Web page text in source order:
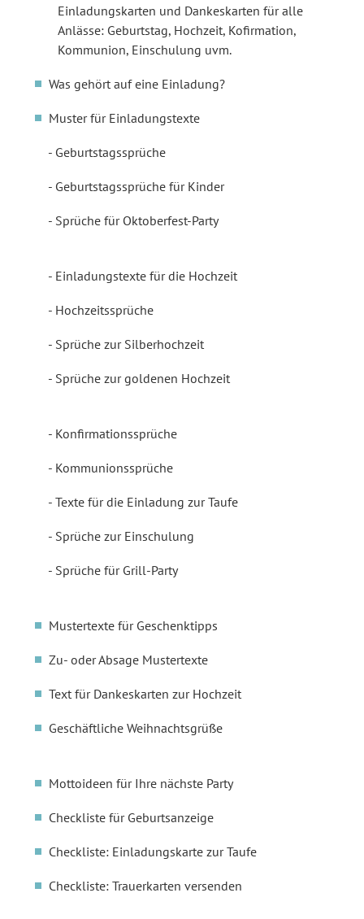
Einladungskarten und Dankeskarten für alle
Anlässe: Geburtstag, Hochzeit, Kofirmation,
Kommunion, Einschulung uvm.
Was gehört auf eine Einladung?
Muster für Einladungstexte
Geburtstagssprüche
Geburtstagssprüche für Kinder
Sprüche für Oktoberfest-Party
Einladungstexte für die Hochzeit
Hochzeitssprüche
Sprüche zur Silberhochzeit
Sprüche zur goldenen Hochzeit
Konfirmationssprüche
Kommunionssprüche
Texte für die Einladung zur Taufe
Sprüche zur Einschulung
Sprüche für Grill-Party
Mustertexte für Geschenktipps
Zu- oder Absage Mustertexte
Text für Dankeskarten zur Hochzeit
Geschäftliche Weihnachtsgrüße
Mottoideen für Ihre nächste Party
Checkliste für Geburtsanzeige
Checkliste: Einladungskarte zur Taufe
Checkliste: Trauerkarten versenden